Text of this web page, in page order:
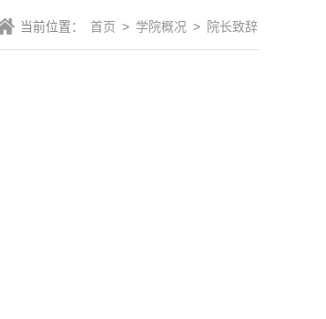
当前位置： 首页 > 学院概况 > 院长致辞